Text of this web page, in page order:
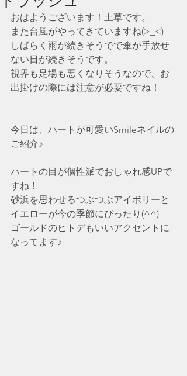
おはようございます！土草です。
また台風がやってきていますね(>_<)
しばらく雨が続きそうでで傘が手放せ
ない日が続きそうです。
視界も足場も悪くなりそうなので、お
出掛けの際には注意が必要ですね！
今日は、ハートが可愛いSmileネイルの
ご紹介♪
ハートの目が個性派でおしゃれ感UPで
すね！
砂浜を思わせるつぶつぶアイボリーと
イエローが今の季節にぴったり(^^)
ゴールドのヒトデもいいアクセントに
なってます♪